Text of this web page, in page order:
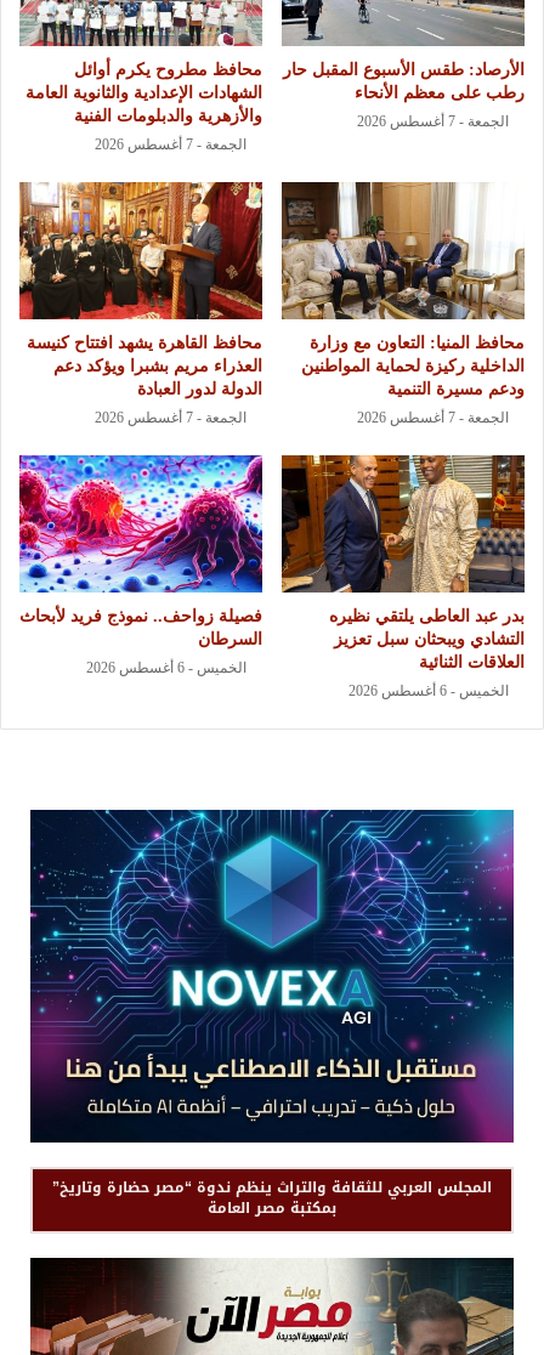
الأرصاد: طقس الأسبوع المقبل حار
رطب على معظم الأنحاء
الجمعة - 7 أغسطس 2026
محافظ مطروح يكرم أوائل
الشهادات الإعدادية والثانوية العامة
والأزهرية والدبلومات الفنية
الجمعة - 7 أغسطس 2026
محافظ المنيا: التعاون مع وزارة
الداخلية ركيزة لحماية المواطنين
ودعم مسيرة التنمية
الجمعة - 7 أغسطس 2026
محافظ القاهرة يشهد افتتاح كنيسة
العذراء مريم بشبرا ويؤكد دعم
الدولة لدور العبادة
الجمعة - 7 أغسطس 2026
بدر عبد العاطى يلتقي نظيره
التشادي ويبحثان سبل تعزيز
العلاقات الثنائية
الخميس - 6 أغسطس 2026
فصيلة زواحف.. نموذج فريد لأبحاث
السرطان
الخميس - 6 أغسطس 2026
المجلس العربي للثقافة والتراث ينظم ندوة “مصر حضارة وتاريخ”
بمكتبة مصر العامة